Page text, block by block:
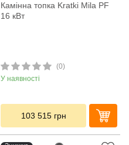
Камінна топка Kratki Mila PF
16 кВт
(0)
У наявності
103 515 грн